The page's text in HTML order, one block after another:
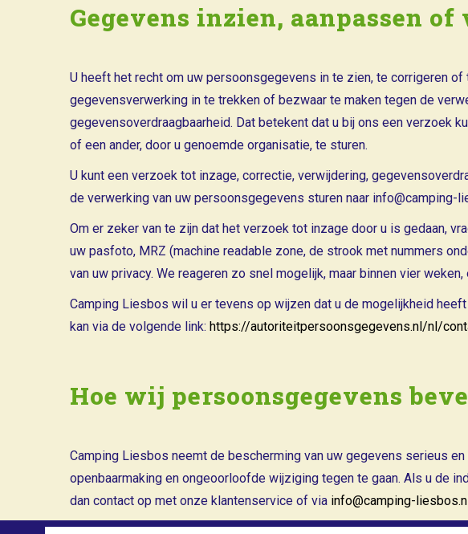
Gegevens inzien, aanpassen
U heeft het recht om uw persoonsgegevens in te zien, te corrigeren
gegevensverwerking in te trekken of bezwaar te maken tegen de
gegevensoverdraagbaarheid. Dat betekent dat u bij ons een verzoek
of een ander, door u genoemde organisatie, te sturen.
U kunt een verzoek tot inzage, correctie, verwijdering,
de verwerking van uw persoonsgegevens sturen naar info@camping-
Om er zeker van te zijn dat het verzoek tot inzage door u is gedaan,
uw pasfoto, MRZ (machine readable zone, de strook met nummers
van uw privacy. We reageren zo snel mogelijk, maar binnen vier
Camping Liesbos wil u er tevens op wijzen dat u de mogelijkheid
kan via de volgende link: https://autoriteitpersoonsgegevens.nl/nl/
Hoe wij persoonsgegevens
Camping Liesbos neemt de bescherming van uw gegevens serieus
openbaarmaking en ongeoorloofde wijziging tegen te gaan. Als u de
dan contact op met onze klantenservice of via info@camping-